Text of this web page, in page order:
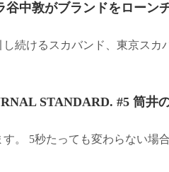
谷中敦がブランドをローン
続けるスカバンド、東京スカ
STANDARD. #5 筒井
。 5秒たっても変わらない場